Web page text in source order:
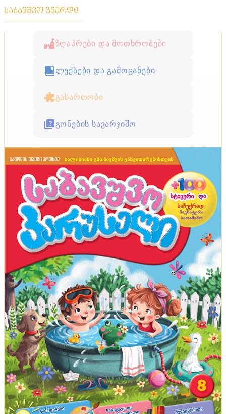
საბავშვო გვერდი
ზღაპრები და მოთხრობები
ლექსები და გამოცანები
გასართობი
გონების სავარჯიშო